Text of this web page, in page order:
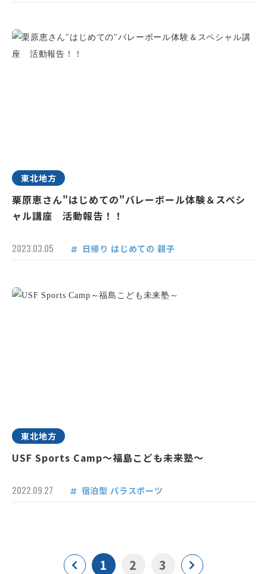
東北地方
栗原恵さん"はじめての"バレーボール体験＆スペシ
ャル講座 活動報告！！
2023.03.05 日帰り はじめての 親子
東北地方
USF Sports Camp～福島こども未来塾～
2022.09.27 宿泊型 パラスポーツ
1 2 3